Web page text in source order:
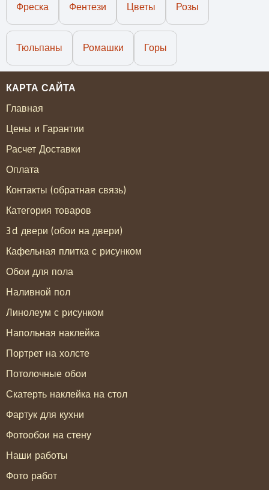
Фреска Фентези Цветы Розы
Тюльпаны Ромашки Горы
КАРТА САЙТА
Главная
Цены и Гарантии
Расчет Доставки
Оплата
Контакты (обратная связь)
Категория товаров
3d двери (обои на двери)
Кафельная плитка с рисунком
Обои для пола
Наливной пол
Линолеум с рисунком
Напольная наклейка
Портрет на холсте
Потолочные обои
Скатерть наклейка на стол
Фартук для кухни
Фотообои на стену
Наши работы
Фото работ